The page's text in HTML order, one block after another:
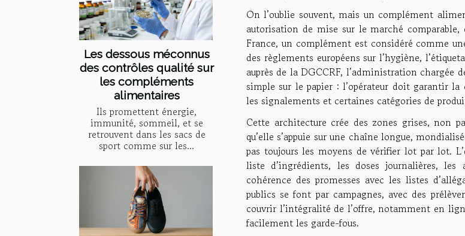
Les dessous méconnus
des contrôles qualité sur
les compléments
alimentaires
Ils promettent énergie,
immunité, sommeil, et se
retrouvent dans les sacs de
sport comme sur les...
On l’oublie souvent, mais un complément
autorisation de mise sur le marché
France, un complément est considéré comme
des règlements européens sur l’hygiène,
auprès de la DGCCRF, l’administration chargée
simple sur le papier : l’opérateur doit garantir
les signalements et certaines catégories de
Cette architecture crée des zones grises, non
qu’elle s’appuie sur une chaîne longue,
pas toujours les moyens de vérifier lot par lot.
liste d’ingrédients, les doses journalières, les
cohérence des promesses avec les listes
publics se font par campagnes, avec des
couvrir l’intégralité de l’offre, notamment en
facilement les garde-fous.